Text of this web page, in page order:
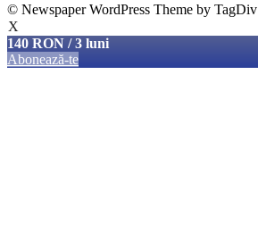
© Newspaper WordPress Theme by TagDiv
X
140 RON / 3 luni
Abonează-te